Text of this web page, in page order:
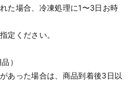
た場合、冷凍処理に1〜3日お時
定ください。
）
あった場合は、商品到着後3日以